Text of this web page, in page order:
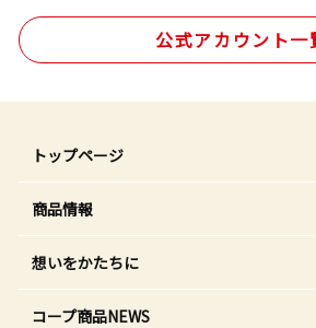
公式アカウント一
トップページ
商品情報
想いをかたちに
コープ商品NEWS